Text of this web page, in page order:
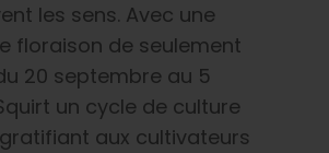
les sens. Avec une
floraison de seulement
20 septembre au 5
un cycle de culture
aux cultivateurs